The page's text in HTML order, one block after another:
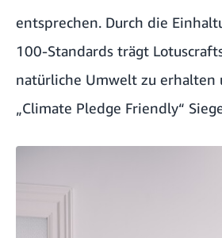
entsprechen. Durch die
100-Standards trägt
natürliche Umwelt zu
„Climate Pledge Friendly“